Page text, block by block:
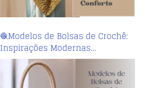
🧶Modelos de Bolsas de Crochê:
Inspirações Modernas…